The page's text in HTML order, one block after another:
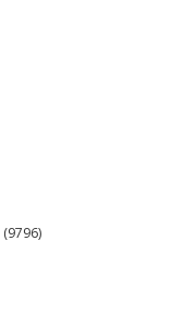
(9796)